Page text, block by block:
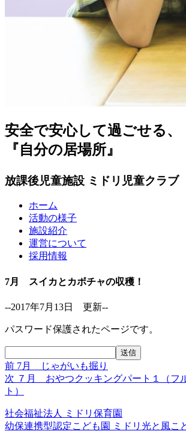
安全で安心して過ごせる、
『自分の居場所』
放課後児童施設 ミドリ児童クラブ
ホーム
活動の様子
施設紹介
運営について
採用情報
7月 スイカとカボチャの収穫！
--2017年7月13日 更新--
パスワード保護されたページです。
投
稿
ナ
ビ
前 前
の
投
7月 じゃがいも掘り
次 次
の
稿:
７月 おやつクッキングパート１（フ
ト）
社会福祉法人
ミドリ保育園
幼保連携型認定こども園
ミドリ光と風こ